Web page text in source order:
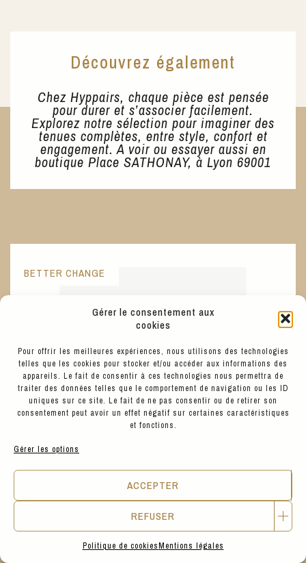
Gérer le consentement aux
cookies
Pour offrir les meilleures expériences, nous utilisons des technologies
telles que les cookies pour stocker et/ou accéder aux informations des
appareils. Le fait de consentir à ces technologies nous permettra de
traiter des données telles que le comportement de navigation ou les ID
uniques sur ce site. Le fait de ne pas consentir ou de retirer son
consentement peut avoir un effet négatif sur certaines caractéristiques
et fonctions.
Gérer les options
ACCEPTER
REFUSER
Politique de cookiesMentions légales
Découvrez également
Chez Hyppairs, chaque pièce est pensée
pour durer et s’associer facilement.
Explorez notre sélection pour imaginer des
tenues complètes, entre style, confort et
engagement. A voir ou essayer aussi en
boutique Place SATHONAY, à Lyon 69001
COLORFUL STANDARD
BETTER CHANGE